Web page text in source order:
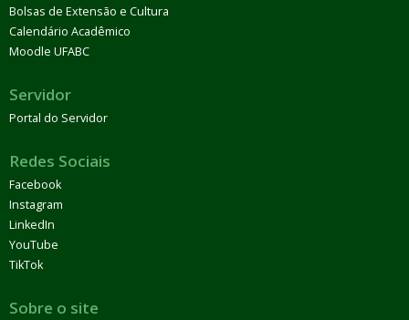
Bolsas de Extensão e Cultura
Calendário Acadêmico
Moodle UFABC
Servidor
Portal do Servidor
Redes Sociais
Facebook
Instagram
LinkedIn
YouTube
TikTok
Sobre o site